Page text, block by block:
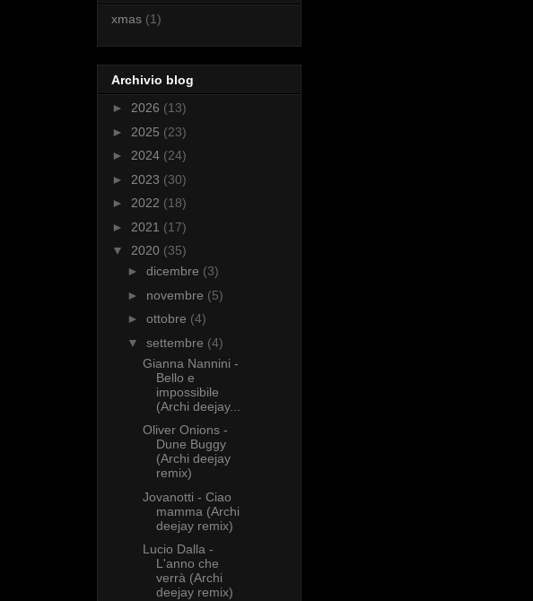
xmas (1)
Archivio blog
► 2026 (13)
► 2025 (23)
► 2024 (24)
► 2023 (30)
► 2022 (18)
► 2021 (17)
▼ 2020 (35)
► dicembre (3)
► novembre (5)
► ottobre (4)
▼ settembre (4)
Gianna Nannini -
Bello e
impossibile
(Archi deejay...
Oliver Onions -
Dune Buggy
(Archi deejay
remix)
Jovanotti - Ciao
mamma (Archi
deejay remix)
Lucio Dalla -
L'anno che
verrà (Archi
deejay remix)